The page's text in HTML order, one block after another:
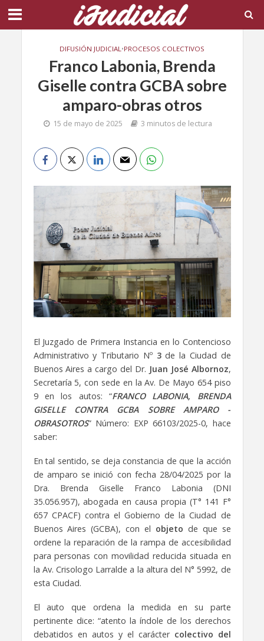
DIFUSIÓN JUDICIAL•PROCESOS COLECTIVOS
Franco Labonia, Brenda
Giselle contra GCBA sobre
amparo-obras otros
15 de mayo de 2025 3 minutos de lectura
El Juzgado de Primera Instancia en lo Contencioso
Administrativo y Tributario Nº 3de la Ciudad de
Buenos Aires a cargo del Dr. Juan José Albornoz,
Secretaría 5, con sede en la Av. De Mayo 654 piso
9 en los autos: “FRANCO LABONIA, BRENDA
GISELLE CONTRA GCBA SOBRE AMPARO -
OBRASOTROS” Número: EXP 66103/2025-0, hace
saber:
En tal sentido, se deja constancia de que la acción
de amparo se inició con fecha 28/04/2025 por la
Dra. Brenda Giselle Franco Labonia (DNI
35.056.957), abogada en causa propia (T° 141 F°
657 CPACF) contra el Gobierno de la Ciudad de
Buenos Aires (GCBA), con el objeto de que se
ordene la reparación de la rampa de accesibilidad
para personas con movilidad reducida situada en
la Av. Crisologo Larralde a la altura del N° 5992, de
esta Ciudad.
El auto que ordena la medida en su parte
pertinente dice: “atento la índole de los derechos
debatidos en autos y el carácter colectivo del